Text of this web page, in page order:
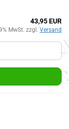
43,95 EUR
MwSt. zzgl. Versand